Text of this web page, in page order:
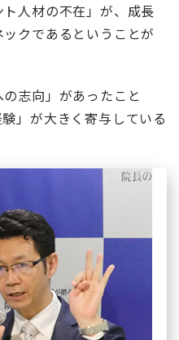
人材の不在」が、成長
クであるということが
志向」があったこと
」が大きく寄与している